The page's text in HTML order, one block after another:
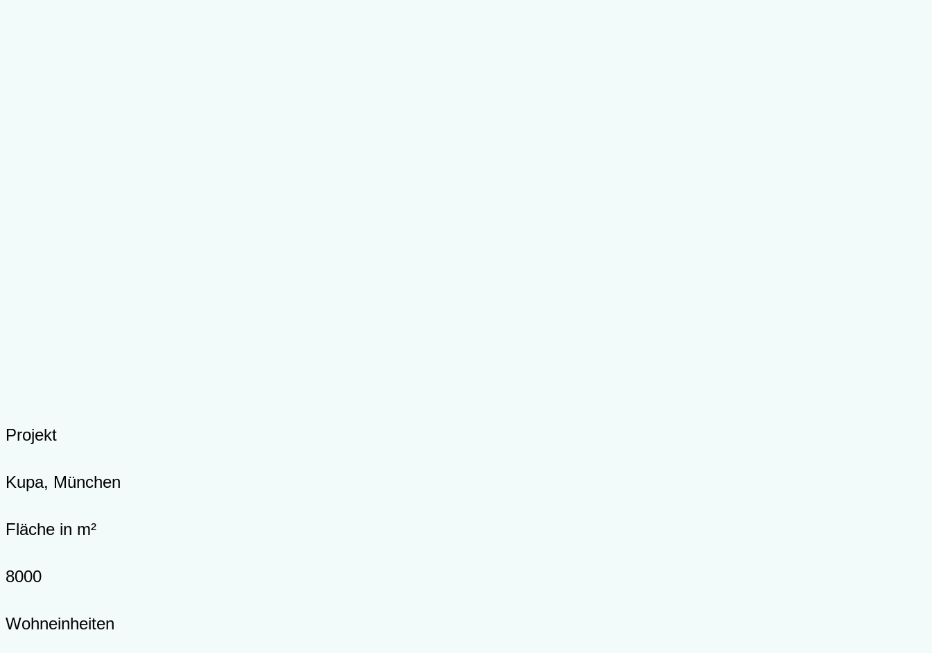
Projekt
Kupa, München
Fläche in m²
8000
Wohneinheiten